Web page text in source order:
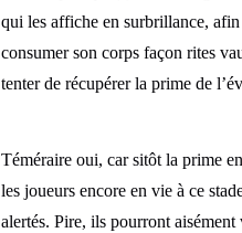
qui les affiche en surbrillance,
consumer son corps façon rites
tenter de récupérer la prime de
Téméraire oui, car sitôt la prime
les joueurs encore en vie à ce
alertés. Pire, ils pourront